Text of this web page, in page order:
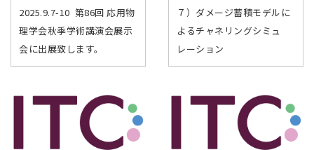
2025.9.7-10 第86回 応用物
理学会秋季学術講演会展示
会に出展致します。
７）ダメージ蓄積モデルに
よるチャネリングシミュ
レーション